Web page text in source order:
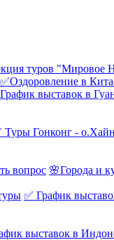
туров "Мировое
✅Оздоровление в
График выставок в
Туры Гонконг -
вопрос 🌸Города и
✅ График
выставок в